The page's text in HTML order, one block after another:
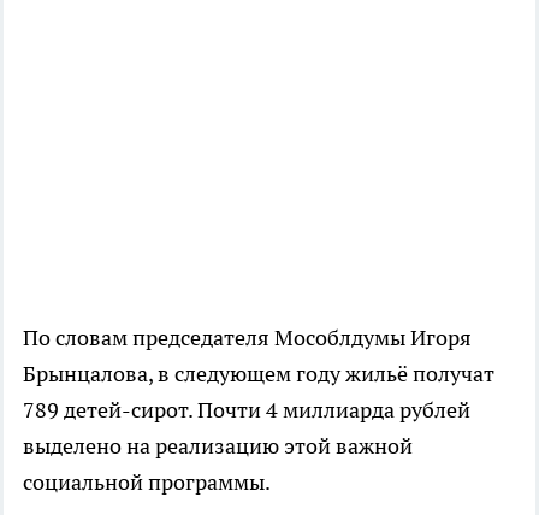
По словам председателя Мособлдумы Игоря
Брынцалова, в следующем году жильё получат
789 детей-сирот. Почти 4 миллиарда рублей
выделено на реализацию этой важной
социальной программы.